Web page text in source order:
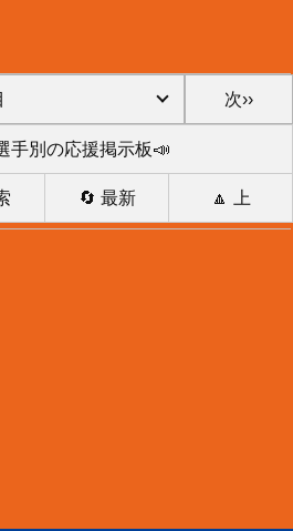
次››
手別の応援掲示板📣
🔄 最新 🔼 上